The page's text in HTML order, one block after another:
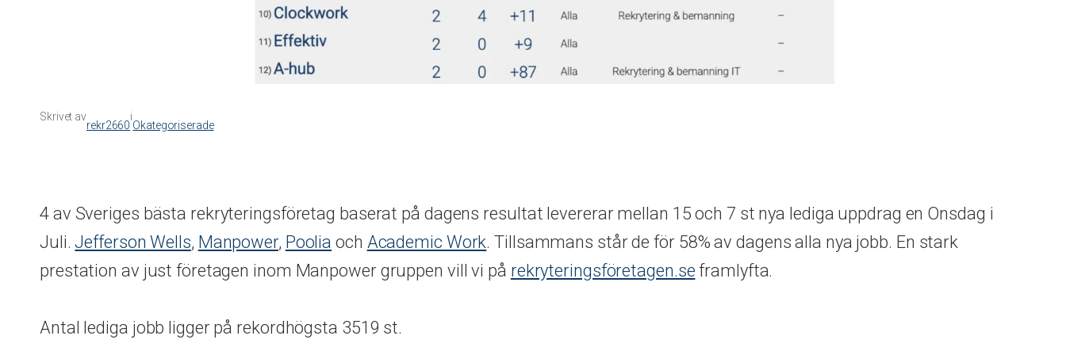
Skrivet av
rekr2660
i
Okategoriserade
4 av Sveriges bästa rekryteringsföretag baserat på dagens resultat levererar mellan 15 och 7 st nya lediga uppdrag en Onsdag i
Juli.Jefferson Wells, Manpower, Poolia och Academic Work. Tillsammans står de för 58% av dagens alla nya jobb. En stark
prestation av just företagen inom Manpower gruppen vill vi på rekryteringsföretagen.se framlyfta.
Antal lediga jobb ligger på rekordhögsta 3519 st.